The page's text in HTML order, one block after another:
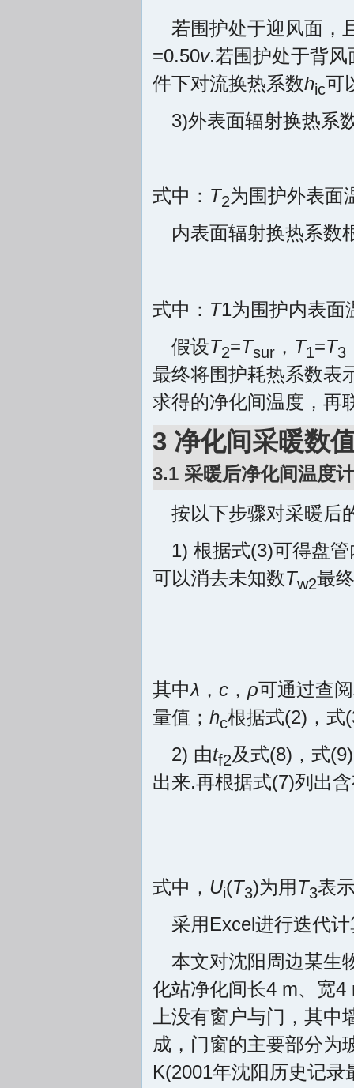
若围护处于迎风面，
=0.50v.若围护处于背风
件下对流换热系数hic可
3)外表面辐射换热系
式中： T2为围护外表面
内表面辐射换热系数
式中： T1为围护内表面
假设T2=Tsur ， T1=T3
最终将围护耗热系数表
求得的净化间温度，再
3 净化间采暖数
3.1 采暖后净化间温度
按以下步骤对采暖后
1) 根据式(3)可得盘
可以消去未知数Tw2最
其中λ ， c ， ρ可通过查
量值； hc根据式(2)，式
2) 由tf2及式(8)，式
出来.再根据式(7)列出
式中， Ui(T3)为用 T3表
采用Excel进行迭代
本文对沈阳周边某生
化站净化间长4 m、宽
上没有窗户与门，其
成，门窗的主要部分为
K(2001年沈阳历史记